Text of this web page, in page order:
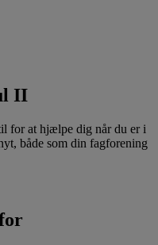
II
for at hjælpe dig når du er i
både som din fagforening